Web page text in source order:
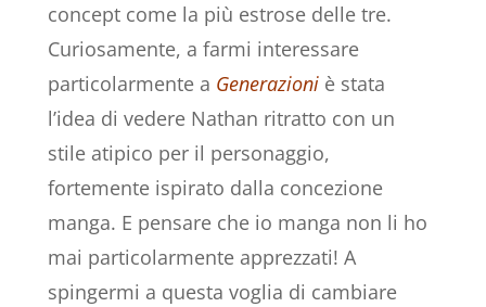
concept come la più estrose delle tre.
Curiosamente, a farmi interessare
particolarmente a Generazioniè stata
l’idea di vedere Nathan ritratto con un
stile atipico per il personaggio,
fortemente ispirato dalla concezione
manga. E pensare che io manga non li ho
mai particolarmente apprezzati! A
spingermi a questa voglia di cambiare